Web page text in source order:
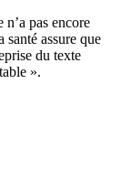
pas encore
assure que
du texte
».